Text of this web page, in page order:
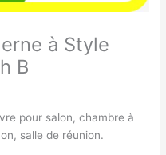
à Style
B
pour salon, chambre à
salle de réunion.